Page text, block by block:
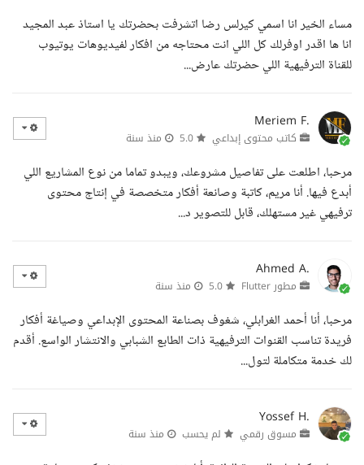
مساء الخير انا اسمي كيرلس رضا اتشرفت بحضرتك يا استاذ عبد المجيد
انا ها اقدر اوفرلك كل اللي انت محتاجه من افكار لفيديوهات يوتيوب
للقناة الترفيهية اللي حضرتك عارض...
Meriem F.
كاتب محتوى إبداعي منذ سنة
مرحبا، اطلعت على تفاصيل مشروعك، ويبدو تماما من نوع المشاريع اللي
أبدع فيها. أنا مريم، كاتبة وصانعة أفكار متخصصة في إنتاج محتوى
ترفيهي غير مستهلك، قابل للتصوير د...
Ahmed A.
مطور Flutter منذ سنة
مرحبا، أنا أحمد الغرابلي، شغوف بصناعة المحتوى الإبداعي وصياغة أفكار
فريدة تناسب القنوات الترفيهية ذات الطابع الشبابي والانتشار الواسع. أقدم
لك خدمة متكاملة لتول...
Yossef H.
مسوق رقمي لم يحسب منذ سنة